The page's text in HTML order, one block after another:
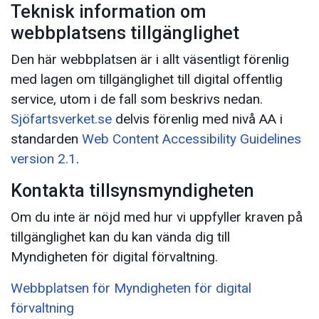
Teknisk information om
webbplatsens tillgänglighet
Den här webbplatsen är i allt väsentligt förenlig
med lagen om tillgänglighet till digital offentlig
service, utom i de fall som beskrivs nedan.
Sjöfartsverket.se delvis förenlig med nivå AA i
standarden Web Content Accessibility Guidelines
version 2.1 .
Kontakta tillsynsmyndigheten
Om du inte är nöjd med hur vi uppfyller kraven på
tillgänglighet kan du kan vända dig till
Myndigheten för digital förvaltning.
Webbplatsen för Myndigheten för digital
förvaltning